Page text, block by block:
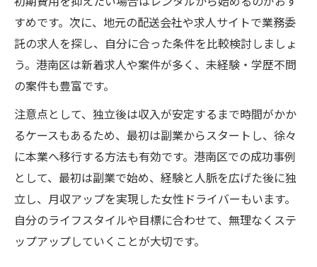
すめです。次に、地元の配送会社や求人サイトで業務委
託の求人を探し、自分に合った条件を比較検討しましょ
う。港南区は新着求人や案件が多く、未経験・学歴不問
の案件も豊富です。
注意点として、独立後は収入が安定するまで時間がかか
るケースもあるため、最初は副業からスタートし、徐々
に本業へ移行する方法も有効です。港南区での成功事例
として、最初は副業で始め、経験と人脈を広げた後に独
立し、月収アップを実現した女性ドライバーもいます。
自分のライフスタイルや目標に合わせて、無理なくステ
ップアップしていくことが大切です。